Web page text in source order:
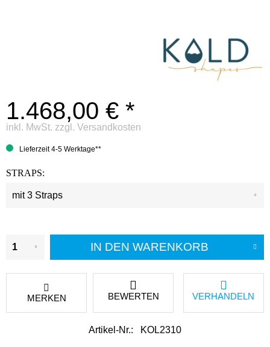
1.468,00 € *
inkl. MwSt. zzgl. Versandkosten
Lieferzeit 4-5 Werktage**
STRAPS:
IN DEN WARENKORB
MERKEN BEWERTEN VERHANDELN
Artikel-Nr.: KOL2310